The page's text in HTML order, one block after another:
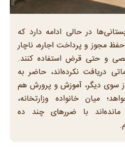
در حالی ادامه دارد که
مجوز و پرداخت اجاره، ناچار
و حتی قرض استفاده کنند.
دریافت نکرده‌اند، حاضر به
سوی دیگر، آموزش و پرورش هم
میان خانواده وزارتخانه،
با ضررهای چند ده